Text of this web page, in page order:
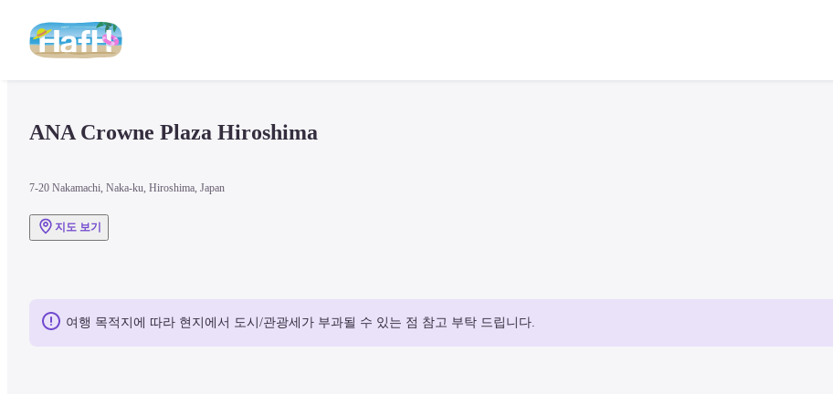
ANA Crowne Plaza Hiroshima
7-20 Nakamachi, Naka-ku, Hiroshima, Japan
지도 보기
여행 목적지에 따라 현지에서 도시/관광세가 부과될 수 있는 점 참고 부탁 드립니다.